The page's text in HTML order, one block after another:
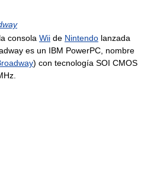
consola Wii de Nintendo lanzada
es un IBM PowerPC, nombre
) con tecnología SOI CMOS